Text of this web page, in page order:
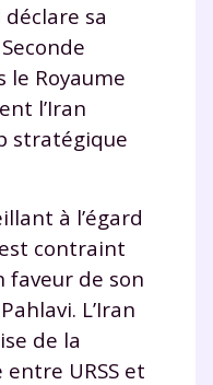
déclare sa
le Royaume
l’Iran
stratégique
à l’égard
contraint
faveur de son
L’Iran
de la
URSS et